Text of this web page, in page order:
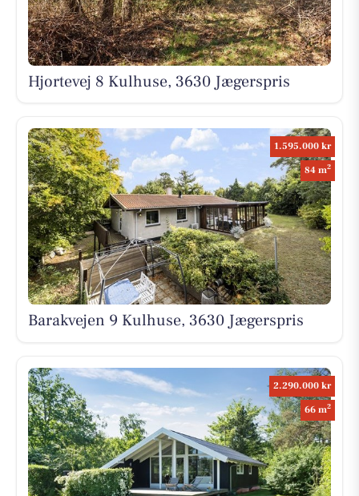
Hjortevej 8 Kulhuse, 3630 Jægerspris
1.595.000 kr
84 m2
Barakvejen 9 Kulhuse, 3630 Jægerspris
2.290.000 kr
66 m2